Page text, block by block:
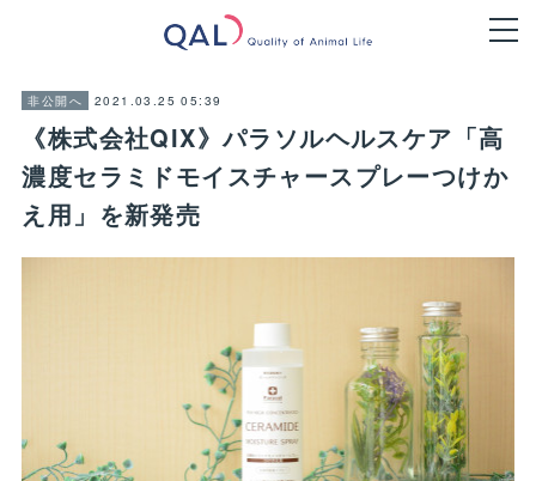
非公開へ 2021.03.25 05:39
《株式会社QIX》パラソルヘルスケア「高
濃度セラミドモイスチャースプレーつけか
え用」を新発売